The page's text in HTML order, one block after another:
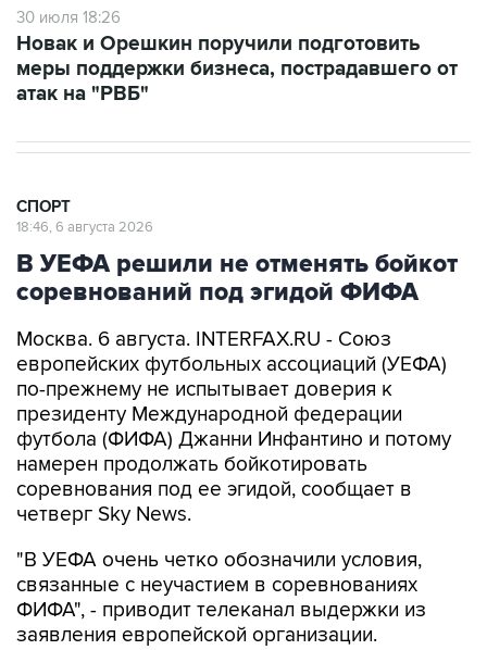
30 июля 18:26
Новак и Орешкин поручили подготовить
меры поддержки бизнеса, пострадавшего от
атак на "РВБ"
СПОРТ
18:46, 6 августа 2026
В УЕФА решили не отменять бойкот
соревнований под эгидой ФИФА
Москва. 6 августа. INTERFAX.RU - Союз
европейских футбольных ассоциаций (УЕФА)
по-прежнему не испытывает доверия к
президенту Международной федерации
футбола (ФИФА) Джанни Инфантино и потому
намерен продолжать бойкотировать
соревнования под ее эгидой, сообщает в
четверг Sky News.
"В УЕФА очень четко обозначили условия,
связанные с неучастием в соревнованиях
ФИФА", - приводит телеканал выдержки из
заявления европейской организации.